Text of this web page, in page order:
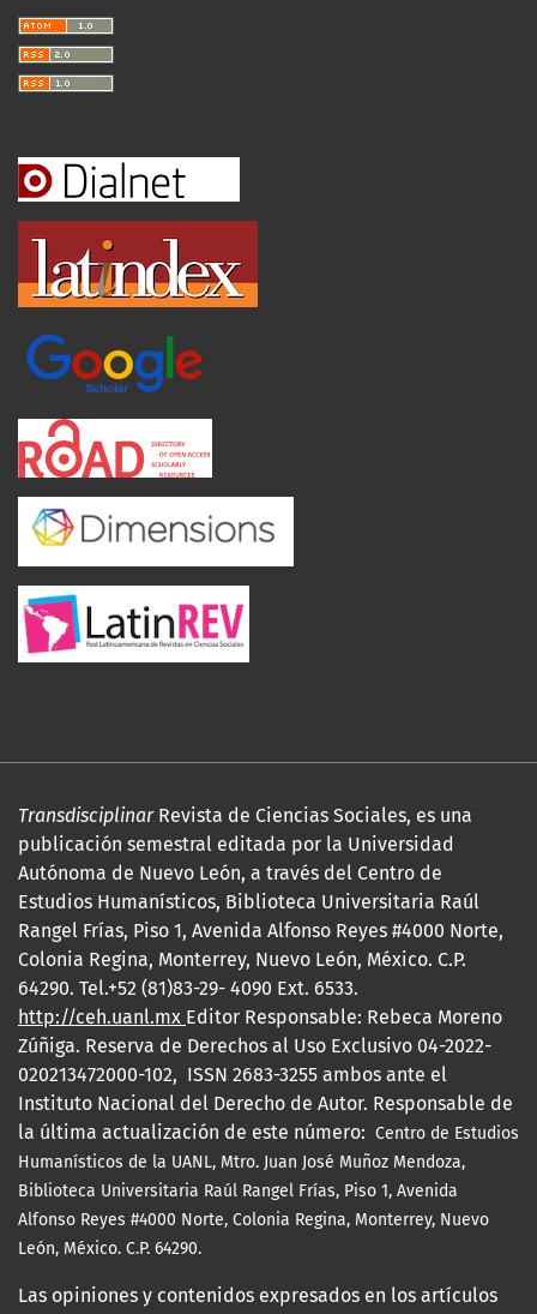
TransdisciplinarRevista de Ciencias Sociales, es una
publicación semestral editada por la Universidad
Autónoma de Nuevo León, a través del Centro de
Estudios Humanísticos, Biblioteca Universitaria Raúl
Rangel Frías, Piso 1, Avenida Alfonso Reyes #4000 Norte,
Colonia Regina, Monterrey, Nuevo León, México. C.P.
64290. Tel.+52 (81)83-29- 4090 Ext. 6533.
http://ceh.uanl.mx Editor Responsable: Rebeca Moreno
Zúñiga. Reserva de Derechos al Uso Exclusivo 04-2022-
020213472000-102, ISSN 2683-3255 ambos ante el
Instituto Nacional del Derecho de Autor. Responsable de
la última actualización de este número: Centro de Estudios
Humanísticos de la UANL, Mtro. Juan José Muñoz Mendoza,
Biblioteca Universitaria Raúl Rangel Frías, Piso 1, Avenida
Alfonso Reyes #4000 Norte, Colonia Regina, Monterrey, Nuevo
León, México. C.P. 64290.
Las opiniones y contenidos expresados en los artículos